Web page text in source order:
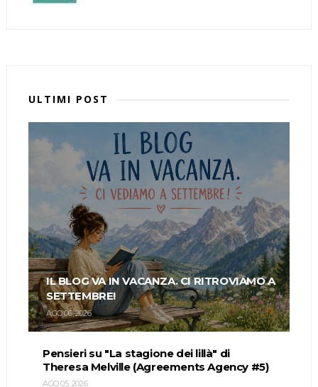
ULTIMI POST
IL BLOG VA IN VACANZA. CI RITROVIAMO A
SETTEMBRE!
AGO 06, 2026
Pensieri su "La stagione dei lillà" di
Theresa Melville (Agreements Agency #5)
AGO 05, 2026